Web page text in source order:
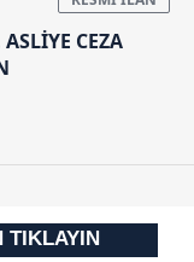
CEZA
TIKLAYIN